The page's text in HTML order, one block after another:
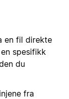
en fil direkte
spesifikk
du
fra